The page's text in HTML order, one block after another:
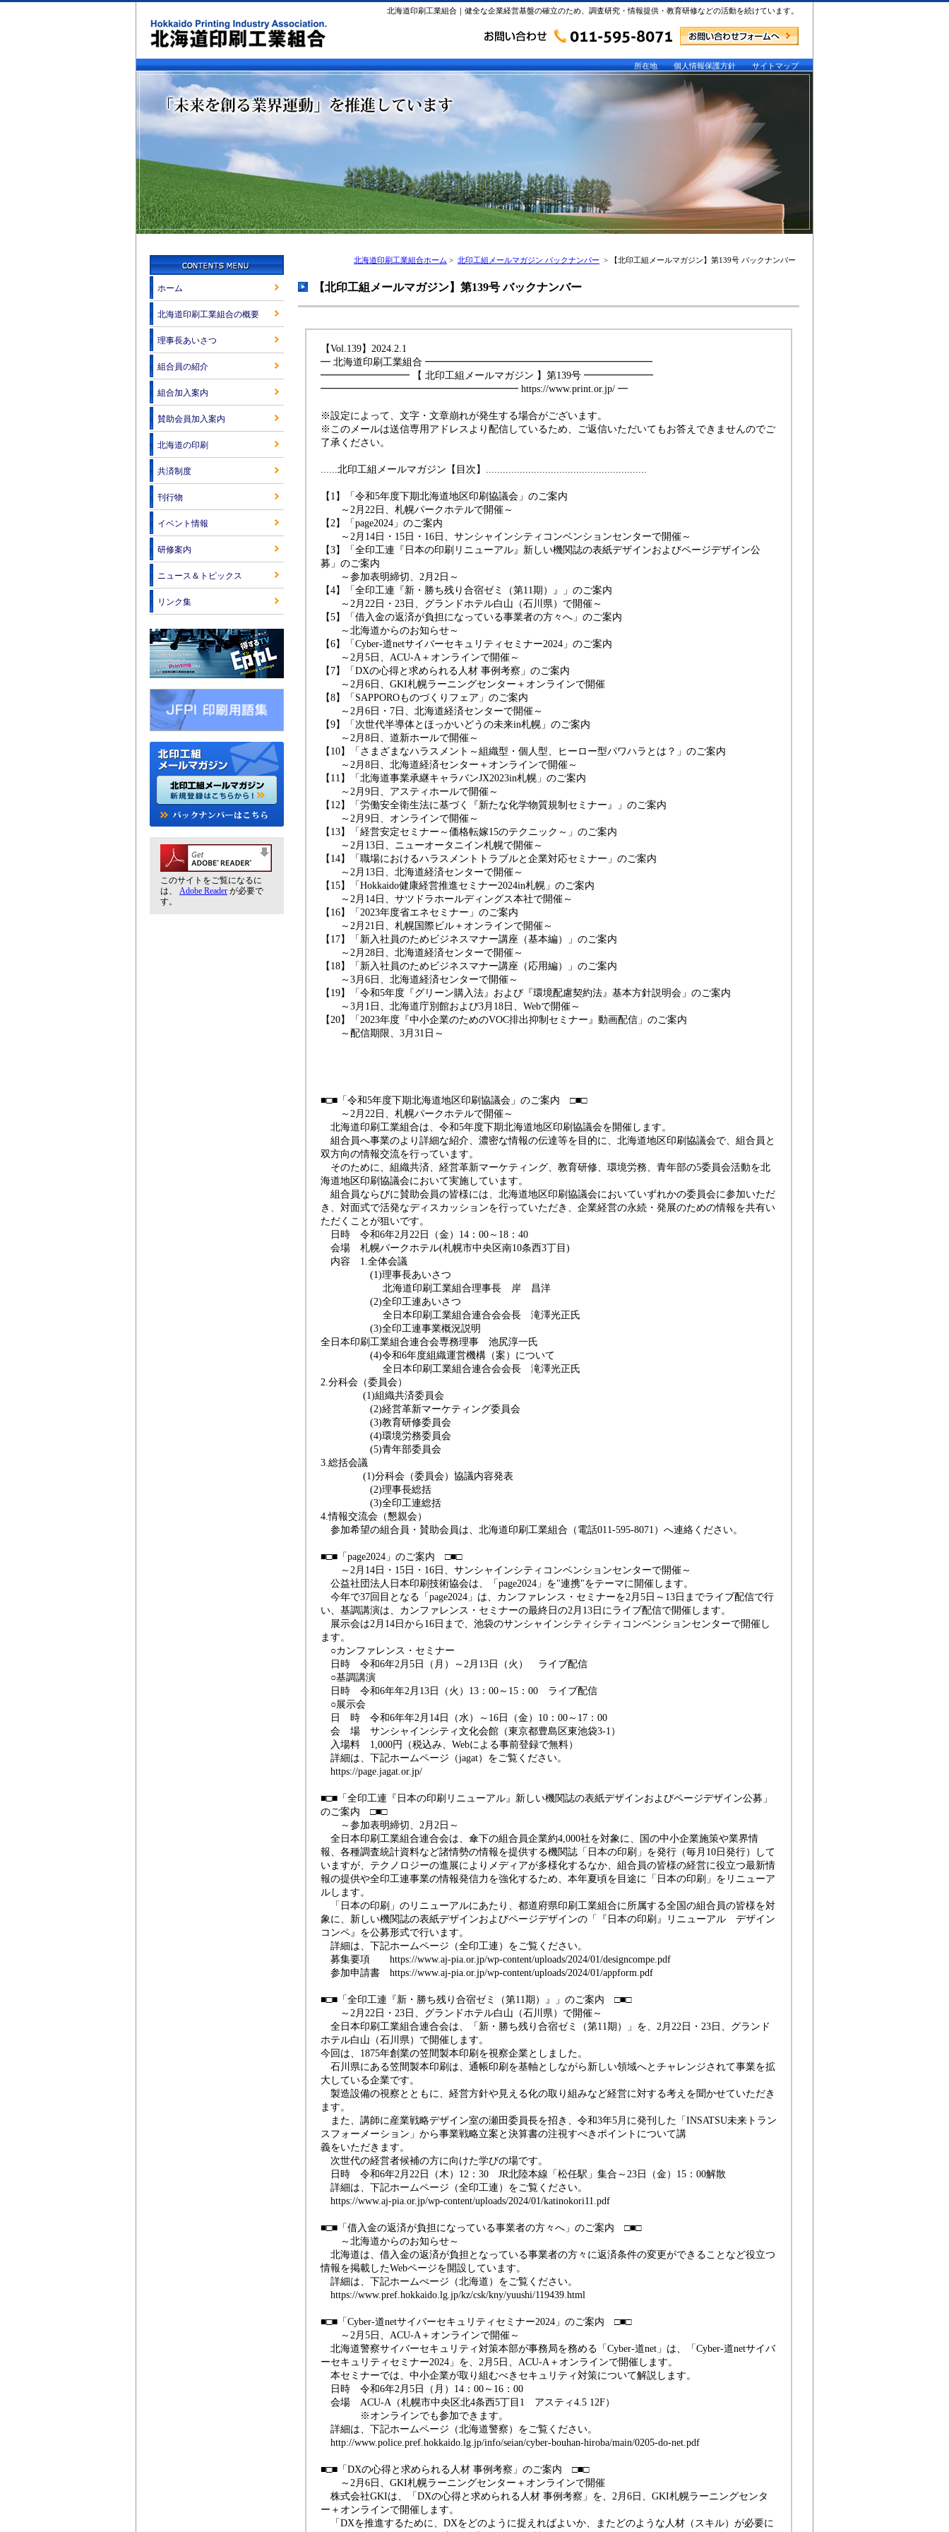
北海道印刷工業組合｜健全な企業経営基盤の確立のため、調査研究・情報提供・教育研修などの活動を続けています。
所在地 個人情報保護方針 サイトマップ
北海道印刷工業組合ホーム > 北印工組メールマガジン バックナンバー > 【北印工組メールマガジン】第139号 バックナンバー
【北印工組メールマガジン】第139号 バックナンバー
【Vol.139】2024.2.1
━ 北海道印刷工業組合 ━━━━━━━━━━━━━━━━━━━━━━━
━━━━━━━━━ 【 北印工組メールマガジン 】第139号 ━━━━━━━
━━━━━━━━━━━━━━━━━━━━ https://www.print.or.jp/ ━
※設定によって、文字・文章崩れが発生する場合がございます。
※このメールは送信専用アドレスより配信しているため、ご返信いただいてもお答えできませんのでご
了承ください。
......北印工組メールマガジン【目次】.........................................................
【1】「令和5年度下期北海道地区印刷協議会」のご案内
～2月22日、札幌パークホテルで開催～
【2】「page2024」のご案内
～2月14日・15日・16日、サンシャインシティコンベンションセンターで開催～
【3】「全印工連『日本の印刷リニューアル』新しい機関誌の表紙デザインおよびページデザイン公
募」のご案内
～参加表明締切、2月2日～
【4】「全印工連『新・勝ち残り合宿ゼミ（第11期）』」のご案内
～2月22日・23日、グランドホテル白山（石川県）で開催～
【5】「借入金の返済が負担になっている事業者の方々へ」のご案内
～北海道からのお知らせ～
【6】「Cyber-道netサイバーセキュリティセミナー2024」のご案内
～2月5日、ACU-A＋オンラインで開催～
【7】「DXの心得と求められる人材 事例考察」のご案内
～2月6日、GKI札幌ラーニングセンター＋オンラインで開催
【8】「SAPPOROものづくりフェア」のご案内
～2月6日・7日、北海道経済センターで開催～
【9】「次世代半導体とほっかいどうの未来in札幌」のご案内
～2月8日、道新ホールで開催～
【10】「さまざまなハラスメント～組織型・個人型、ヒーロー型パワハラとは？」のご案内
～2月8日、北海道経済センター＋オンラインで開催～
【11】「北海道事業承継キャラバンJX2023in札幌」のご案内
～2月9日、アスティホールで開催～
【12】「労働安全衛生法に基づく『新たな化学物質規制セミナー』」のご案内
～2月9日、オンラインで開催～
【13】「経営安定セミナー～価格転嫁15のテクニック～」のご案内
～2月13日、ニューオータニイン札幌で開催～
【14】「職場におけるハラスメントトラブルと企業対応セミナー」のご案内
～2月13日、北海道経済センターで開催～
【15】「Hokkaido健康経営推進セミナー2024in札幌」のご案内
～2月14日、サツドラホールディングス本社で開催～
【16】「2023年度省エネセミナー」のご案内
～2月21日、札幌国際ビル＋オンラインで開催～
【17】「新入社員のためビジネスマナー講座（基本編）」のご案内
～2月28日、北海道経済センターで開催～
【18】「新入社員のためビジネスマナー講座（応用編）」のご案内
～3月6日、北海道経済センターで開催～
【19】「令和5年度『グリーン購入法』および『環境配慮契約法』基本方針説明会」のご案内
～3月1日、北海道庁別館および3月18日、Webで開催～
【20】「2023年度『中小企業のためのVOC排出抑制セミナー』動画配信」のご案内
～配信期限、3月31日～
■□■「令和5年度下期北海道地区印刷協議会」のご案内 □■□
～2月22日、札幌パークホテルで開催～
北海道印刷工業組合は、令和5年度下期北海道地区印刷協議会を開催します。
組合員へ事業のより詳細な紹介、濃密な情報の伝達等を目的に、北海道地区印刷協議会で、組合員と
双方向の情報交流を行っています。
そのために、組織共済、経営革新マーケティング、教育研修、環境労務、青年部の5委員会活動を北
海道地区印刷協議会において実施しています。
組合員ならびに賛助会員の皆様には、北海道地区印刷協議会においていずれかの委員会に参加いただ
き、対面式で活発なディスカッションを行っていただき、企業経営の永続・発展のための情報を共有い
ただくことが狙いです。
日時 令和6年2月22日（金）14：00～18：40
会場 札幌パークホテル(札幌市中央区南10条西3丁目)
内容 1.全体会議
(1)理事長あいさつ
北海道印刷工業組合理事長 岸 昌洋
(2)全印工連あいさつ
全日本印刷工業組合連合会会長 滝澤光正氏
(3)全印工連事業概況説明
全日本印刷工業組合連合会専務理事 池尻淳一氏
(4)令和6年度組織運営機構（案）について
全日本印刷工業組合連合会会長 滝澤光正氏
2.分科会（委員会）
(1)組織共済委員会
(2)経営革新マーケティング委員会
(3)教育研修委員会
(4)環境労務委員会
(5)青年部委員会
3.総括会議
(1)分科会（委員会）協議内容発表
(2)理事長総括
(3)全印工連総括
4.情報交流会（懇親会）
参加希望の組合員・賛助会員は、北海道印刷工業組合（電話011-595-8071）へ連絡ください。
■□■「page2024」のご案内 □■□
～2月14日・15日・16日、サンシャインシティコンベンションセンターで開催～
公益社団法人日本印刷技術協会は、「page2024」を"連携"をテーマに開催します。
今年で37回目となる「page2024」は、カンファレンス・セミナーを2月5日～13日までライブ配信で行
い、基調講演は、カンファレンス・セミナーの最終日の2月13日にライブ配信で開催します。
展示会は2月14日から16日まで、池袋のサンシャインシティシティコンベンションセンターで開催し
ます。
○カンファレンス・セミナー
日時 令和6年2月5日（月）～2月13日（火） ライブ配信
○基調講演
日時 令和6年年2月13日（火）13：00～15：00 ライブ配信
○展示会
日 時 令和6年年2月14日（水）～16日（金）10：00～17：00
会 場 サンシャインシティ文化会館（東京都豊島区東池袋3-1）
入場料 1,000円（税込み、Webによる事前登録で無料）
詳細は、下記ホームページ（jagat）をご覧ください。
https://page.jagat.or.jp/
■□■「全印工連『日本の印刷リニューアル』新しい機関誌の表紙デザインおよびページデザイン公募」
のご案内 □■□
～参加表明締切、2月2日～
全日本印刷工業組合連合会は、傘下の組合員企業約4,000社を対象に、国の中小企業施策や業界情
報、各種調査統計資料など諸情勢の情報を提供する機関誌「日本の印刷」を発行（毎月10日発行）して
いますが、テクノロジーの進展によりメディアが多様化するなか、組合員の皆様の経営に役立つ最新情
報の提供や全印工連事業の情報発信力を強化するため、本年夏頃を目途に「日本の印刷」をリニューア
ルします。
「日本の印刷」のリニューアルにあたり、都道府県印刷工業組合に所属する全国の組合員の皆様を対
象に、新しい機関誌の表紙デザインおよびページデザインの「『日本の印刷』リニューアル デザイン
コンペ』を公募形式で行います。
詳細は、下記ホームページ（全印工連）をご覧ください。
募集要項 https://www.aj-pia.or.jp/wp-content/uploads/2024/01/designcompe.pdf
参加申請書 https://www.aj-pia.or.jp/wp-content/uploads/2024/01/appform.pdf
■□■「全印工連『新・勝ち残り合宿ゼミ（第11期）』」のご案内 □■□
～2月22日・23日、グランドホテル白山（石川県）で開催～
全日本印刷工業組合連合会は、「新・勝ち残り合宿ゼミ（第11期）」を、2月22日・23日、グランド
ホテル白山（石川県）で開催します。
今回は、1875年創業の笠間製本印刷を視察企業としました。
石川県にある笠間製本印刷は、通帳印刷を基軸としながら新しい領域へとチャレンジされて事業を拡
大している企業です。
製造設備の視察とともに、経営方針や見える化の取り組みなど経営に対する考えを聞かせていただき
ます。
また、講師に産業戦略デザイン室の瀬田委員長を招き、令和3年5月に発刊した「INSATSU未来トラン
スフォーメーション」から事業戦略立案と決算書の注視すべきポイントについて講
義をいただきます。
次世代の経営者候補の方に向けた学びの場です。
日時 令和6年2月22日（木）12：30 JR北陸本線「松任駅」集合～23日（金）15：00解散
詳細は、下記ホームページ（全印工連）をご覧ください。
https://www.aj-pia.or.jp/wp-content/uploads/2024/01/katinokori11.pdf
■□■「借入金の返済が負担になっている事業者の方々へ」のご案内 □■□
～北海道からのお知らせ～
北海道は、借入金の返済が負担となっている事業者の方々に返済条件の変更ができることなど役立つ
情報を掲載したWebページを開設しています。
詳細は、下記ホームぺージ（北海道）をご覧ください。
https://www.pref.hokkaido.lg.jp/kz/csk/kny/yuushi/119439.html
■□■「Cyber-道netサイバーセキュリティセミナー2024」のご案内 □■□
～2月5日、ACU-A＋オンラインで開催～
北海道警察サイバーセキュリティ対策本部が事務局を務める「Cyber-道net」は、「Cyber-道netサイバ
ーセキュリティセミナー2024」を、2月5日、ACU-A＋オンラインで開催します。
本セミナーでは、中小企業が取り組むべきセキュリティ対策について解説します。
日時 令和6年2月5日（月）14：00～16：00
会場 ACU-A（札幌市中央区北4条西5丁目1 アスティ4.5 12F）
※オンラインでも参加できます。
詳細は、下記ホームページ（北海道警察）をご覧ください。
http://www.police.pref.hokkaido.lg.jp/info/seian/cyber-bouhan-hiroba/main/0205-do-net.pdf
■□■「DXの心得と求められる人材 事例考察」のご案内 □■□
～2月6日、GKI札幌ラーニングセンター＋オンラインで開催
株式会社GKIは、「DXの心得と求められる人材 事例考察」を、2月6日、GKI札幌ラーニングセンタ
ー＋オンラインで開催します。
「DXを推進するために、DXをどのように捉えればよいか、またどのような人材（スキル）が必要に
ホーム
北海道印刷工業組合の概要
理事長あいさつ
組合員の紹介
組合加入案内
賛助会員加入案内
北海道の印刷
共済制度
刊行物
イベント情報
研修案内
ニュース＆トピックス
リンク集
このサイトをご覧になるに
は、 Adobe Reader が必要で
す。